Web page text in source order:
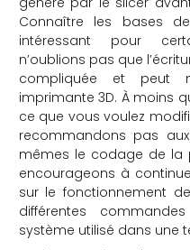
Connaître les bases
intéressant pour
n’oublions pas que
compliquée et peut
imprimante 3D. À moins
ce que vous voulez
recommandons pas
mêmes le codage de la
encourageons à
sur le fonctionnement
différentes
système utilisé dans une